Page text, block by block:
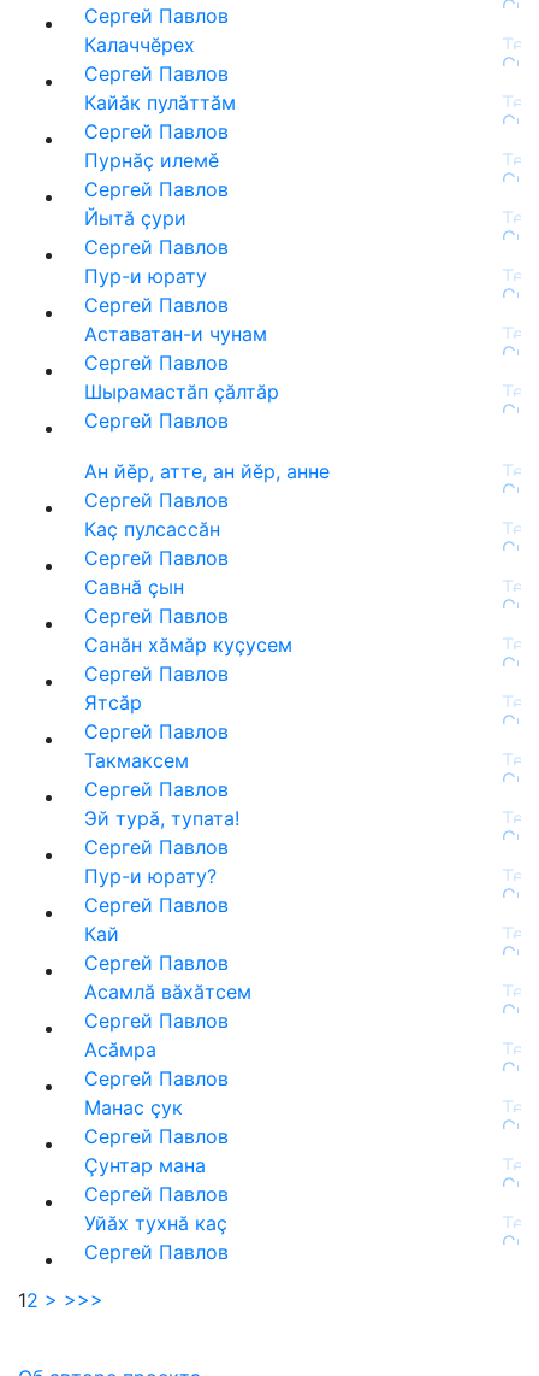
Сергей Павлов
Калаччĕрех
Сергей Павлов
Кайăк пулăттăм
Сергей Павлов
Пурнăç илемĕ
Сергей Павлов
Йытă çури
Сергей Павлов
Пур-и юрату
Сергей Павлов
Аставатан-и чунам
Сергей Павлов
Шырамастăп çăлтăр
Сергей Павлов
Ан йӗр, атте, ан йӗр, анне
Сергей Павлов
Каç пулсассăн
Сергей Павлов
Савнă çын
Сергей Павлов
Санăн хăмăр куçусем
Сергей Павлов
Ятсăр
Сергей Павлов
Такмаксем
Сергей Павлов
Эй турă, тупата!
Сергей Павлов
Пур-и юрату?
Сергей Павлов
Кай
Сергей Павлов
Асамлă вăхăтсем
Сергей Павлов
Асăмра
Сергей Павлов
Манас çук
Сергей Павлов
Çунтар мана
Сергей Павлов
Уйăх тухнă каç
Сергей Павлов
12 > >>>